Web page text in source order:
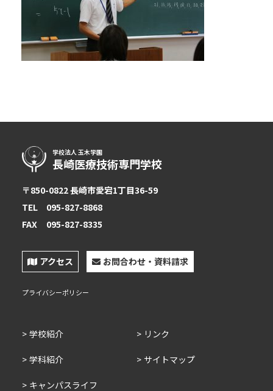
学校法人 玉木学園
長崎医療技術専門学校
〒850-0822 長崎市愛宕1丁目36-59
TEL
095-827-8868
FAX
095-827-8335
アクセス お問合わせ・資料請求
プライバシーポリシー
学校紹介
学科紹介
キャンパスライフ
リンク
サイトマップ